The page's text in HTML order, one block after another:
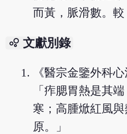
而黃，脈滑數。較
bubble_chart 文獻別錄
《醫宗金鑒外科
「痄腮胃熱是其
寒；高腫焮紅風
原。」